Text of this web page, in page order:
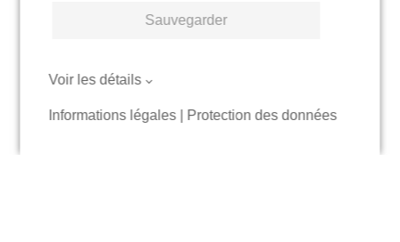
Sauvegarder
Voir les détails
Informations légales| Protection des données